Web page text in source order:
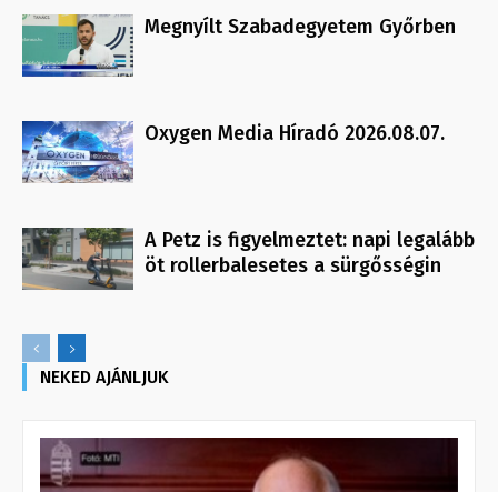
Megnyílt Szabadegyetem Győrben
Oxygen Media Híradó 2026.08.07.
A Petz is figyelmeztet: napi legalább
öt rollerbalesetes a sürgősségin
NEKED AJÁNLJUK